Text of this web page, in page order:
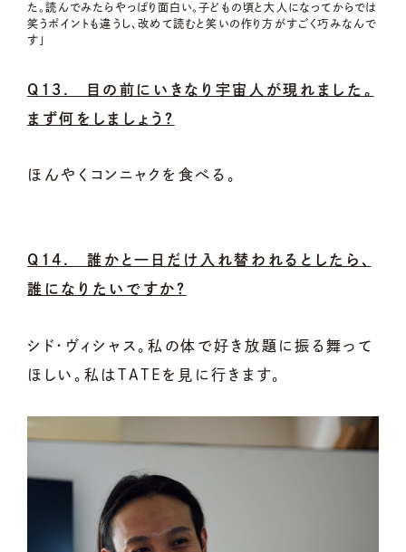
た。読んでみたらやっぱり面白い。子どもの頃と大人になってからでは
笑うポイントも違うし、改めて読むと笑いの作り方がすごく巧みなんで
す」
Q13. 目の前にいきなり宇宙人が現れました。
まず何をしましょう？
ほんやくコンニャクを食べる。
Q14. 誰かと一日だけ入れ替われるとしたら、
誰になりたいですか？
シド・ヴィシャス。私の体で好き放題に振る舞って
ほしい。私はTATEを見に行きます。